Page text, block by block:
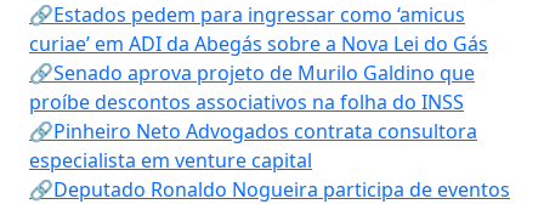
🔗Estados pedem para ingressar como ‘amicus
curiae’ em ADI da Abegás sobre a Nova Lei do Gás
🔗Senado aprova projeto de Murilo Galdino que
proíbe descontos associativos na folha do INSS
🔗Pinheiro Neto Advogados contrata consultora
especialista em venture capital
🔗Deputado Ronaldo Nogueira participa de eventos